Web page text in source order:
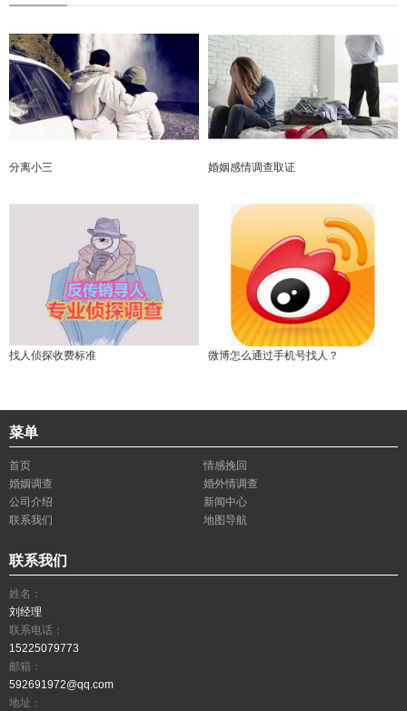
分离小三 婚姻感情调查取证
找人侦探收费标准 微博怎么通过手机号找人？
菜单
首页
情感挽回
婚姻调查
婚外情调查
公司介绍
新闻中心
联系我们
地图导航
联系我们
姓名：
刘经理
联系电话：
15225079773
邮箱：
592691972@qq.com
地址：